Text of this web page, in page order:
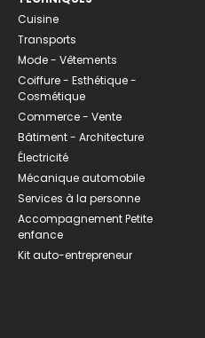
Cuisine
Transports
Mode - Vêtements
Coiffure - Esthétique -
Cosmétique
Commerce - Vente
Bâtiment - Architecture
Électricité
Mécanique automobile
Services à la personne
Accompagnement Petite
enfance
Kit auto-entrepreneur